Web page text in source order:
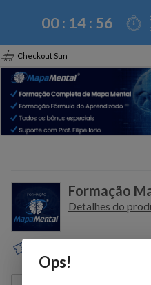
00 : 14: 56
Checkout Sun
Formação
Detalhes do
Ops!